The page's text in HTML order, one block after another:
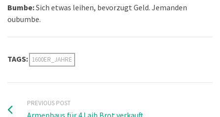
Bumbe:Sich etwas leihen, bevorzugt Geld. Jemanden
oubumbe.
TAGS: 1600ER_JAHRE
PREVIOUS POST